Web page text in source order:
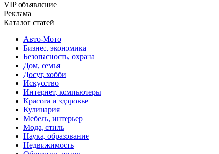
VIP объявление
Реклама
Каталог статей
Авто-Мото
Бизнес, экономика
Безопасность, охрана
Дом, семья
Досуг, хобби
Искусство
Интернет, компьютеры
Красота и здоровье
Кулинария
Мебель, интерьер
Мода, стиль
Наука, образование
Недвижимость